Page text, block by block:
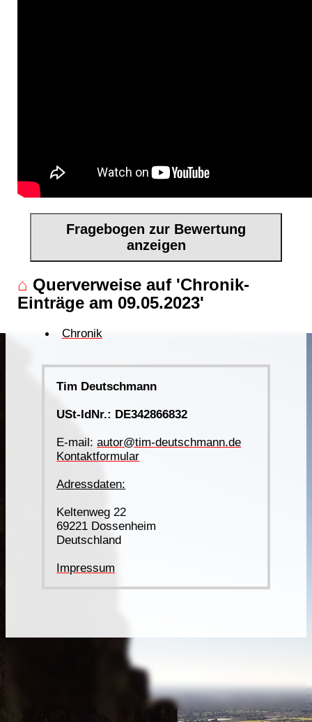
Fragebogen zur Bewertung
anzeigen
⌂ Querverweise auf 'Chronik-
Einträge am 09.05.2023'
Chronik
Tim Deutschmann
USt-IdNr.: DE342866832
E-mail:autor@tim-deutschmann.de
Kontaktformular
Adressdaten:
Keltenweg 22
69221 Dossenheim
Deutschland
Impressum